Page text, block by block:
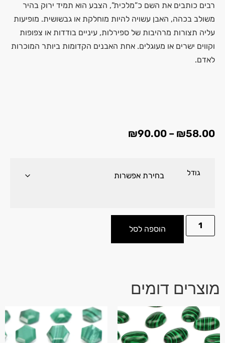
רבים כותבים את השם כ”מלכית”, הצבע הוא תמיד ירוק בהיר
משולב בכהה, האבן עשויה להיות מוחלקת או גבשושית. מופיעות
עליה תצורות מרהיבות של ספירלות, עיניים בודדות או צפופות
וקווים ישרים או מעוגלים. אחת האבנים הקדומות ביותר המוכרות
לאדם.
₪58.00
–
₪90.00
גודל
הוספה לסל
מוצרים דומים